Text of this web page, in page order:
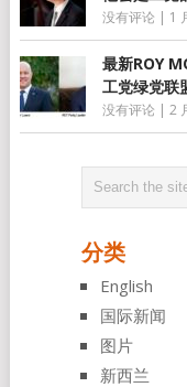
没有评论 | 1
最新ROY
工党绿党联
没有评论 | 2
分类
English
国际新闻
图片
新西兰